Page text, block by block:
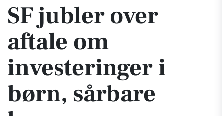
SF jubler over
aftale om
investeringer i
børn, sårbare